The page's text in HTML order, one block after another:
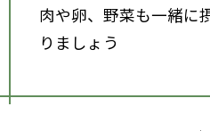
肉や卵、野菜も一緒に
りましょう